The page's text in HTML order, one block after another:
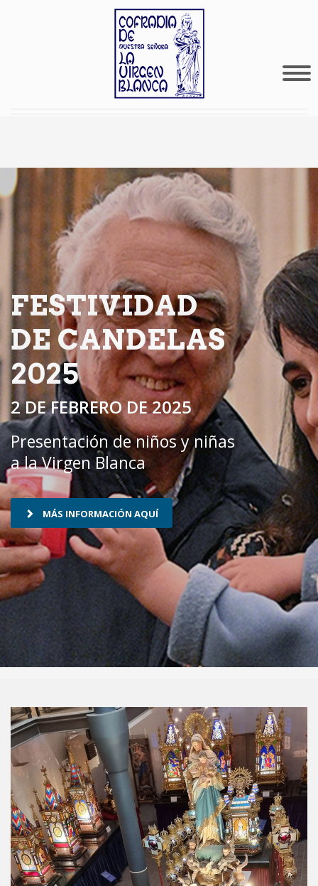
FESTIVIDAD
DE CANDELAS
2025
2 DE FEBRERO DE 2025
Presentación de niños y niñas
a la Virgen Blanca
MÁS INFORMACIÓN AQUÍ